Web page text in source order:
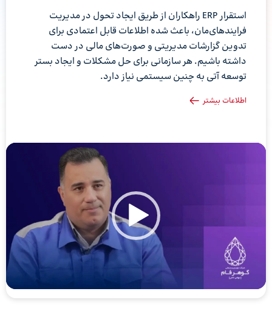
استقرار ERP راهکاران از طریق ایجاد تحول در مدیریت
فرایندهای‌مان، باعث شده اطلاعات قابل اعتمادی برای
تدوین گزارشات مدیریتی و صورت‌های مالی در دست
داشته باشیم. هر سازمانی برای حل مشکلات و ایجاد بستر
توسعه آتی به چنین سیستمی نیاز دارد.
اطلاعات بیشتر
ویدیو